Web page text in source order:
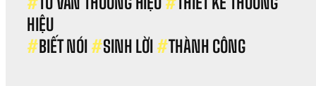
HIỆU
#BIẾT NÓI #SINH LỜI #THÀNH CÔNG